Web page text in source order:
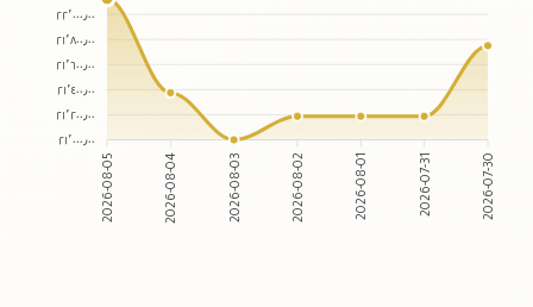
٢٢٬٠٠٠٫٠٠
٢١٬٨٠٠٫٠٠
٢١٬٦٠٠٫٠٠
٢١٬٤٠٠٫٠٠
٢١٬٢٠٠٫٠٠
٢١٬٠٠٠٫٠٠
2026-08-05 2026-08-04 2026-08-03 2026-08-02 2026-08-01 2026-07-31 2026-07-30